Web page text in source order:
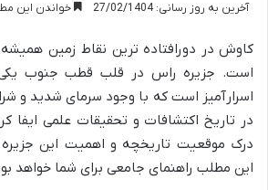
آخرین به روز رسانی: 27/02/1404 خواندن این مطلب 5 دقیقه
کاوش در دورافتاده ترین نقاط زمین همیشه
است. جزیره راس در قلب قطب جنوب
اسرارآمیز است که با وجود سرمای شدید و
در تاریخ اکتشافات و تحقیقات علمی ایفا
درک موقعیت تاریخچه و اهمیت این
این مطلب راهنمای جامعی برای شما خواهد